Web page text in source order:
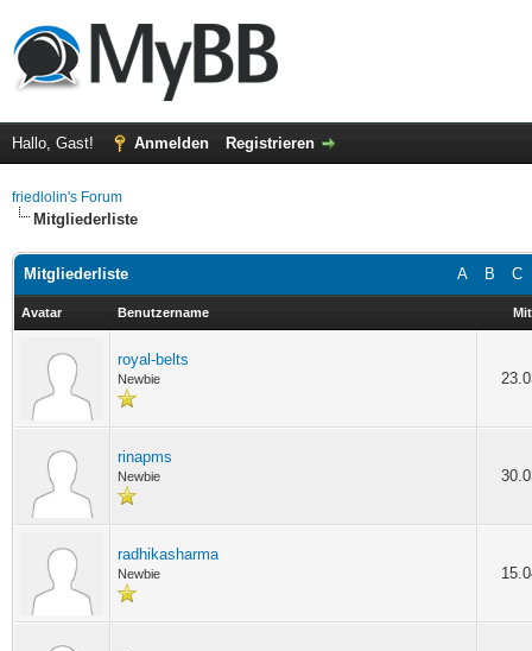
Hallo, Gast! Anmelden Registrieren
friedlolin's Forum
Mitgliederliste
A B C
Mitgliederliste
Avatar Benutzername
royal-belts
Newbie
rinapms
Newbie
radhikasharma
Newbie